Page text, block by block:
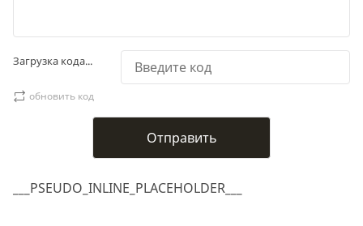
___PSEUDO_INLINE_PLACEHOLDER___
Загрузка кода...
обновить код